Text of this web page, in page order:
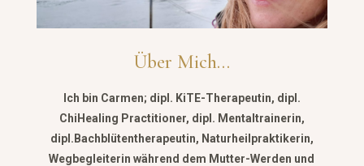
Über Mich…
Ich bin Carmen; dipl. KiTE-Therapeutin, dipl.
ChiHealing Practitioner, dipl. Mentaltrainerin,
dipl.Bachblütentherapeutin, Naturheilpraktikerin,
Wegbegleiterin während dem Mutter-Werden und